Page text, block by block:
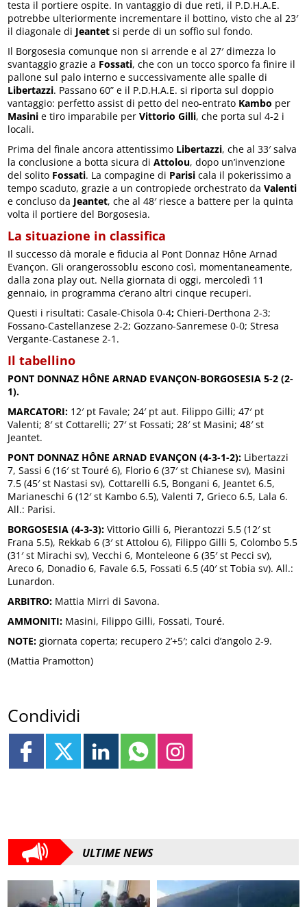
testa il portiere ospite. In vantaggio di due reti, il P.D.H.A.E.
potrebbe ulteriormente incrementare il bottino, visto che al 23′
il diagonale di Jeantet si perde di un soffio sul fondo.
Il Borgosesia comunque non si arrende e al 27′ dimezza lo
svantaggio grazie a Fossati, che con un tocco sporco fa finire il
pallone sul palo interno e successivamente alle spalle di
Libertazzi. Passano 60” e il P.D.H.A.E. si riporta sul doppio
vantaggio: perfetto assist di petto del neo-entrato Kambo per
Masini e tiro imparabile perVittorio Gilli, che porta sul 4-2 i
locali.
Prima del finale ancora attentissimo Libertazzi, che al 33′ salva
la conclusione a botta sicura diAttolou, dopo un’invenzione
del solito Fossati. La compagine di Parisi cala il pokerissimo a
tempo scaduto, grazie a un contropiede orchestrato daValenti
e concluso da Jeantet, che al 48′ riesce a battere per la quinta
volta il portiere del Borgosesia.
La situazione in classifica
Il successo dà morale e fiducia al Pont Donnaz Hône Arnad
Evançon. Gli orangerossoblu escono così, momentaneamente,
dalla zona play out. Nella giornata di oggi, mercoledì 11
gennaio, in programma c’erano altri cinque recuperi.
Questi i risultati: Casale-Chisola 0-4;Chieri-Derthona 2-3;
Fossano-Castellanzese 2-2; Gozzano-Sanremese 0-0; Stresa
Vergante-Castanese 2-1.
Il tabellino
PONT DONNAZ HÔNE ARNAD EVANÇON-BORGOSESIA 5-2 (2-
1).
MARCATORI: 12′ pt Favale; 24′ pt aut. Filippo Gilli; 47′ pt
Valenti; 8′ st Cottarelli; 27′ st Fossati; 28′ st Masini; 48′ st
Jeantet.
PONT DONNAZ HÔNE ARNAD EVANÇON (4-3-1-2): Libertazzi
7, Sassi 6 (16′ st Touré 6), Florio 6 (37′ st Chianese sv), Masini
7.5 (45′ st Nastasi sv), Cottarelli 6.5, Bongani 6, Jeantet 6.5,
Marianeschi 6 (12′ st Kambo 6.5), Valenti 7, Grieco 6.5, Lala 6.
All.: Parisi.
BORGOSESIA (4-3-3): Vittorio Gilli 6, Pierantozzi 5.5 (12′ st
Frana 5.5), Rekkab 6 (3′ st Attolou 6), Filippo Gilli 5, Colombo 5.5
(31′ st Mirachi sv), Vecchi 6, Monteleone 6 (35′ st Pecci sv),
Areco 6, Donadio 6, Favale 6.5, Fossati 6.5 (40′ st Tobia sv). All.:
Lunardon.
ARBITRO: Mattia Mirri di Savona.
AMMONITI: Masini, Filippo Gilli, Fossati, Touré.
NOTE: giornata coperta; recupero 2’+5′; calci d’angolo 2-9.
(Mattia Pramotton)
Condividi
ULTIME NEWS